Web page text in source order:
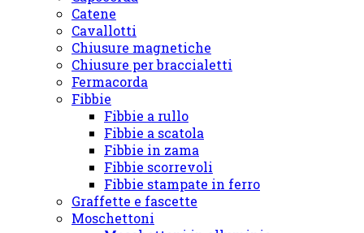
Catene
Cavallotti
Chiusure magnetiche
Chiusure per braccialetti
Fermacorda
Fibbie
Fibbie a rullo
Fibbie a scatola
Fibbie in zama
Fibbie scorrevoli
Fibbie stampate in ferro
Graffette e fascette
Moschettoni